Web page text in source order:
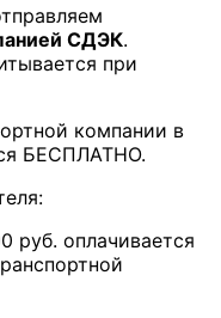
СДЭК.
при
компании в
БЕСПЛАТНО.
руб. оплачивается